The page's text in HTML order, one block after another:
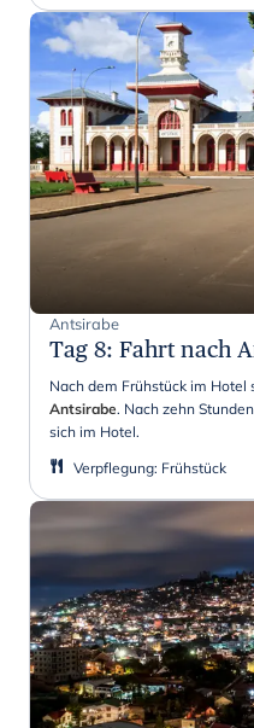
Antsirabe
Tag 8: Fahrt nach
Nach dem Frühstück im Hotel
Antsirabe. Nach zehn
sich im Hotel.
Verpflegung: Frühstück